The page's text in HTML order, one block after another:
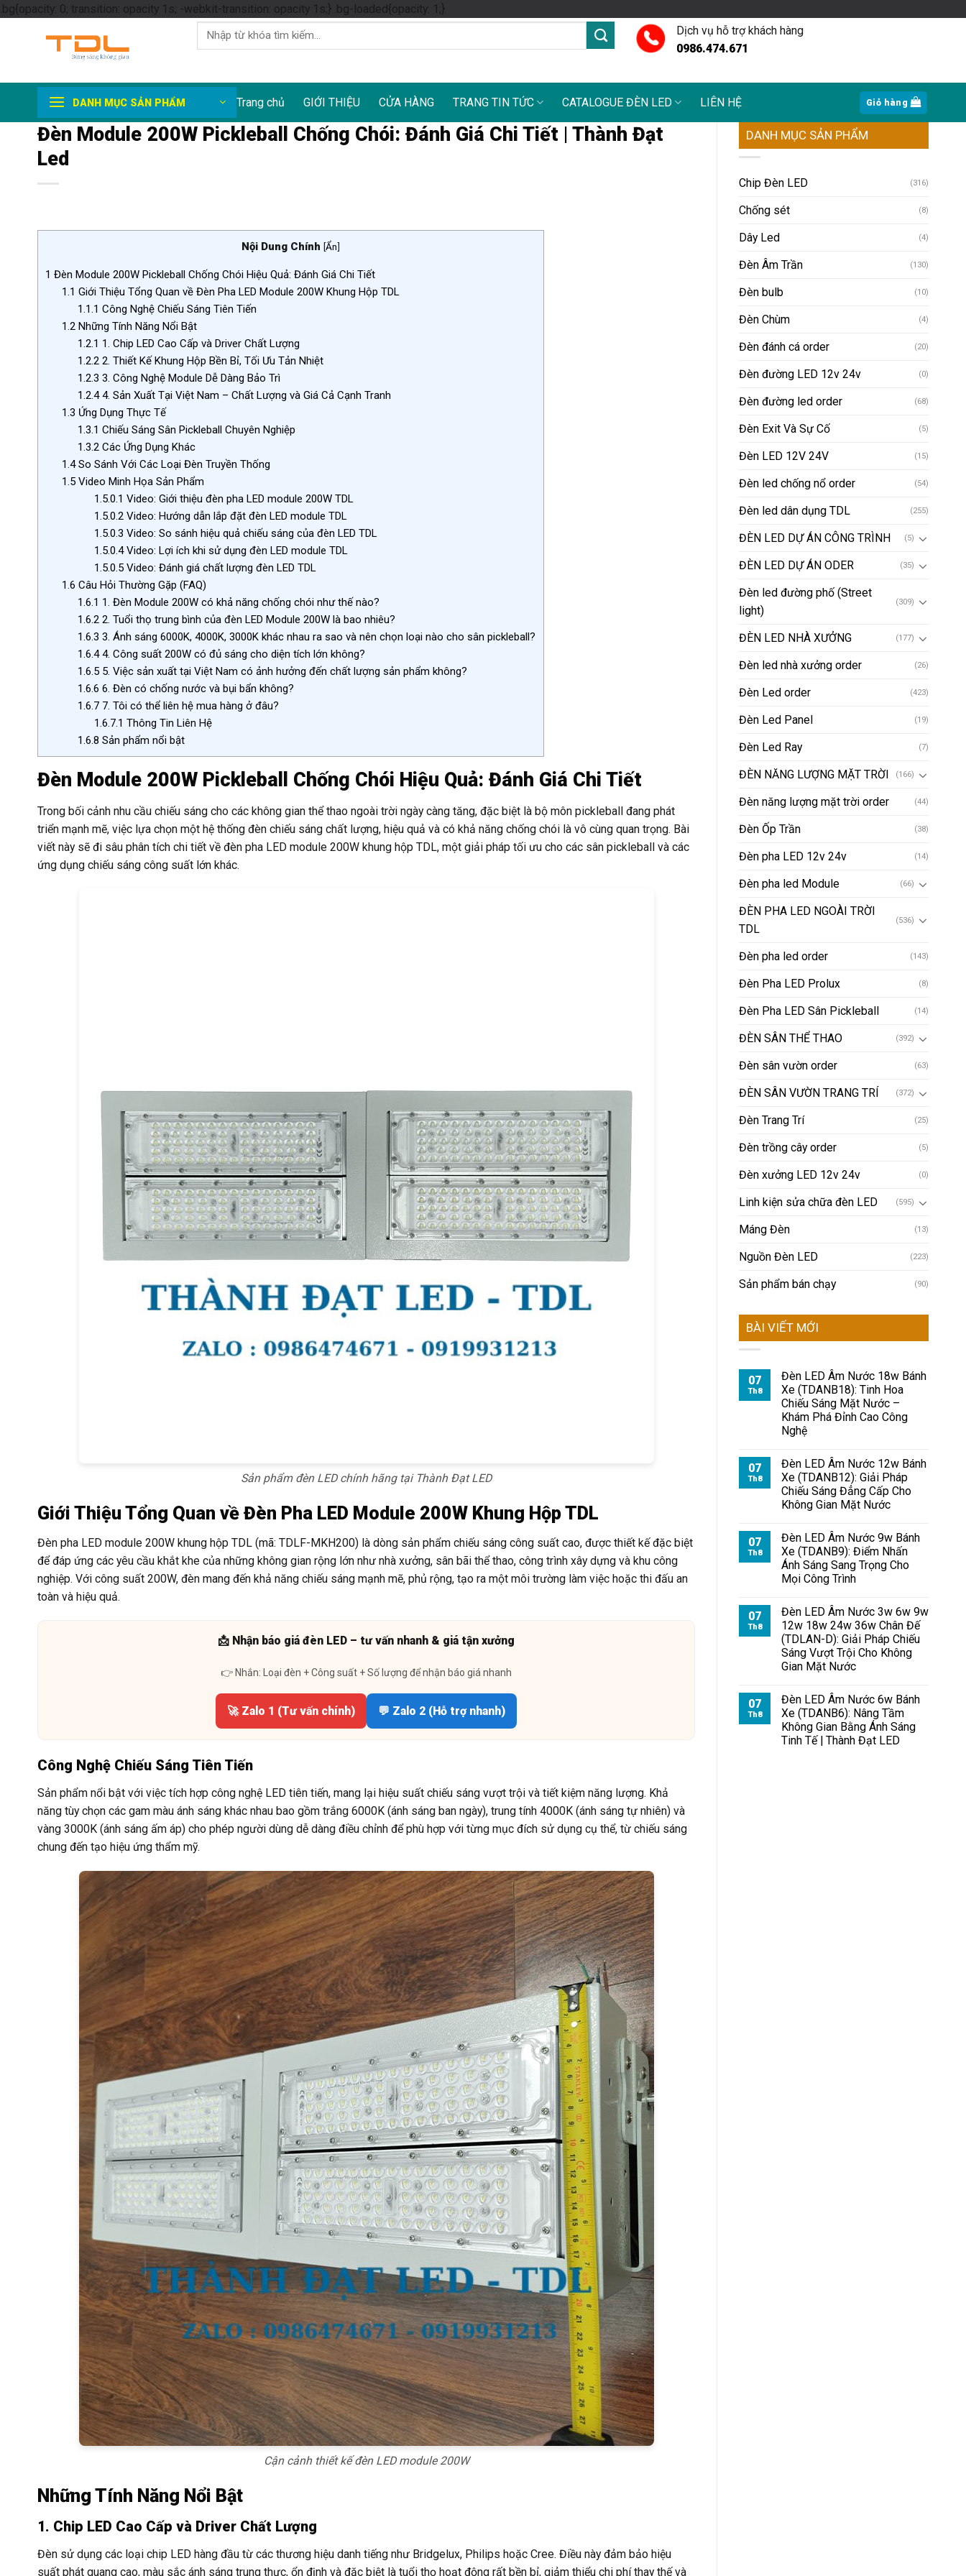
.bg{opacity: 0; transition: opacity 1s; -webkit-transition: opacity 1s;} .bg-loaded{opacity: 1;}Skip
to
Tìm
kiếm:
Dịch vụ hỗ trợ khách hàng
0986.474.671
DANH MỤC SẢN PHẨM Trang chủ GIỚI THIỆU CỬA HÀNG TRANG TIN TỨC CATALOGUE ĐÈN LED LIÊN HỆ Giỏ hàng
Đèn Module 200W Pickleball Chống Chói: Đánh Giá Chi Tiết | Thành Đạt
Led
Nội Dung Chính [Ẩn]
1 Đèn Module 200W Pickleball Chống Chói Hiệu Quả: Đánh Giá Chi Tiết
1.1 Giới Thiệu Tổng Quan về Đèn Pha LED Module 200W Khung Hộp TDL
1.1.1 Công Nghệ Chiếu Sáng Tiên Tiến
1.2Những Tính Năng Nổi Bật
1.2.1 1. Chip LED Cao Cấp và Driver Chất Lượng
1.2.2 2. Thiết Kế Khung Hộp Bền Bỉ, Tối Ưu Tản Nhiệt
1.2.3 3. Công Nghệ Module Dễ Dàng Bảo Trì
1.2.44. Sản Xuất Tại Việt Nam – Chất Lượng và Giá Cả Cạnh Tranh
1.3 Ứng Dụng Thực Tế
1.3.1 Chiếu Sáng Sân Pickleball Chuyên Nghiệp
1.3.2 Các Ứng Dụng Khác
1.4So Sánh Với Các Loại Đèn Truyền Thống
1.5Video Minh Họa Sản Phẩm
1.5.0.1 Video: Giới thiệu đèn pha LED module 200W TDL
1.5.0.2Video: Hướng dẫn lắp đặt đèn LED module TDL
1.5.0.3 Video: So sánh hiệu quả chiếu sáng của đèn LED TDL
1.5.0.4Video: Lợi ích khi sử dụng đèn LED module TDL
1.5.0.5Video: Đánh giá chất lượng đèn LED TDL
1.6 Câu Hỏi Thường Gặp (FAQ)
1.6.1 1. Đèn Module 200W có khả năng chống chói như thế nào?
1.6.2 2. Tuổi thọ trung bình của đèn LED Module 200W là bao nhiêu?
1.6.3 3. Ánh sáng 6000K, 4000K, 3000K khác nhau ra sao và nên chọn loại nào cho sân pickleball?
1.6.44. Công suất 200W có đủ sáng cho diện tích lớn không?
1.6.5 5. Việc sản xuất tại Việt Nam có ảnh hưởng đến chất lượng sản phẩm không?
1.6.6 6. Đèn có chống nước và bụi bẩn không?
1.6.7 7. Tôi có thể liên hệ mua hàng ở đâu?
1.6.7.1 Thông Tin Liên Hệ
1.6.8 Sản phẩm nổi bật
Đèn Module 200W Pickleball Chống Chói Hiệu Quả: Đánh Giá Chi Tiết
Trong bối cảnh nhu cầu chiếu sáng cho các không gian thể thao ngoài trời ngày càng tăng, đặc biệt là bộ môn pickleball đang phát
triển mạnh mẽ, việc lựa chọn một hệ thống đèn chiếu sáng chất lượng, hiệu quả và có khả năng chống chói là vô cùng quan trọng. Bài
viết này sẽ đi sâu phân tích chi tiết về đèn pha LED module 200W khung hộp TDL, một giải pháp tối ưu cho các sân pickleball và các
ứng dụng chiếu sáng công suất lớn khác.
Sản phẩm đèn LED chính hãng tại Thành Đạt LED
Giới Thiệu Tổng Quan về Đèn Pha LED Module 200W Khung Hộp TDL
Đèn pha LED module 200W khung hộp TDL (mã: TDLF-MKH200) là dòng sản phẩm chiếu sáng công suất cao, được thiết kế đặc biệt
để đáp ứng các yêu cầu khắt khe của những không gian rộng lớn như nhà xưởng, sân bãi thể thao, công trình xây dựng và khu công
nghiệp. Với công suất 200W, đèn mang đến khả năng chiếu sáng mạnh mẽ, phủ rộng, tạo ra một môi trường làm việc hoặc thi đấu an
toàn và hiệu quả.
📩 Nhận báo giá đèn LED – tư vấn nhanh & giá tận xưởng
👉 Nhắn: Loại đèn + Công suất + Số lượng để nhận báo giá nhanh
🚀 Zalo 1 (Tư vấn chính) 💬 Zalo 2 (Hỗ trợ nhanh)
Công Nghệ Chiếu Sáng Tiên Tiến
Sản phẩm nổi bật với việc tích hợp công nghệ LED tiên tiến, mang lại hiệu suất chiếu sáng vượt trội và tiết kiệm năng lượng. Khả
năng tùy chọn các gam màu ánh sáng khác nhau bao gồm trắng 6000K (ánh sáng ban ngày), trung tính 4000K (ánh sáng tự nhiên) và
vàng 3000K (ánh sáng ấm áp) cho phép người dùng dễ dàng điều chỉnh để phù hợp với từng mục đích sử dụng cụ thể, từ chiếu sáng
chung đến tạo hiệu ứng thẩm mỹ.
Cận cảnh thiết kế đèn LED module 200W
Những Tính Năng Nổi Bật
1. Chip LED Cao Cấp và Driver Chất Lượng
Đèn sử dụng các loại chip LED hàng đầu từ các thương hiệu danh tiếng như Bridgelux, Philips hoặc Cree. Điều này đảm bảo hiệu
suất phát quang cao, màu sắc ánh sáng trung thực, ổn định và đặc biệt là tuổi thọ hoạt động rất bền bỉ, giảm thiểu chi phí thay thế và
DANH MỤC SẢN PHẨM
Chip Đèn LED (316)
Chống sét (8)
Dây Led (4)
Đèn Âm Trần (130)
Đèn bulb (10)
Đèn Chùm (4)
Đèn đánh cá order (20)
Đèn đường LED 12v 24v (0)
Đèn đường led order (68)
Đèn Exit Và Sự Cố (5)
Đèn LED 12V 24V (15)
Đèn led chống nổ order (54)
Đèn led dân dụng TDL (255)
ĐÈN LED DỰ ÁN CÔNG TRÌNH (5)
ĐÈN LED DỰ ÁN ODER (35)
Đèn led đường phố (Street
light)
(309)
ĐÈN LED NHÀ XƯỞNG (177)
Đèn led nhà xưởng order (26)
Đèn Led order (423)
Đèn Led Panel (19)
Đèn Led Ray (7)
ĐÈN NĂNG LƯỢNG MẶT TRỜI (166)
Đèn năng lượng mặt trời order (44)
Đèn Ốp Trần (38)
Đèn pha LED 12v 24v (14)
Đèn pha led Module (66)
ĐÈN PHA LED NGOÀI TRỜI
TDL
(536)
Đèn pha led order (143)
Đèn Pha LED Prolux (8)
Đèn Pha LED Sân Pickleball (14)
ĐÈN SÂN THỂ THAO (392)
Đèn sân vườn order (63)
ĐÈN SÂN VƯỜN TRANG TRÍ (372)
Đèn Trang Trí (25)
Đèn trồng cây order (5)
Đèn xưởng LED 12v 24v (0)
Linh kiện sửa chữa đèn LED (595)
Máng Đèn (13)
Nguồn Đèn LED (223)
Sản phẩm bán chạy (90)
BÀI VIẾT MỚI
07
Th8
Đèn LED Âm Nước 18w Bánh
Xe (TDANB18): Tinh Hoa
Chiếu Sáng Mặt Nước –
Khám Phá Đỉnh Cao Công
Nghệ
07
Th8
Đèn LED Âm Nước 12w Bánh
Xe (TDANB12): Giải Pháp
Chiếu Sáng Đẳng Cấp Cho
Không Gian Mặt Nước
07
Th8
Đèn LED Âm Nước 9w Bánh
Xe (TDANB9): Điểm Nhấn
Ánh Sáng Sang Trọng Cho
Mọi Công Trình
07
Th8
Đèn LED Âm Nước 3w 6w 9w
12w 18w 24w 36w Chân Đế
(TDLAN-D): Giải Pháp Chiếu
Sáng Vượt Trội Cho Không
Gian Mặt Nước
07
Th8
Đèn LED Âm Nước 6w Bánh
Xe (TDANB6): Nâng Tầm
Không Gian Bằng Ánh Sáng
Tinh Tế | Thành Đạt LED